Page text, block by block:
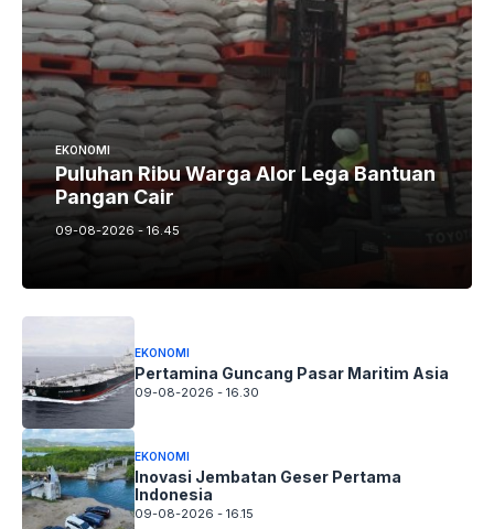
EKONOMI
Puluhan Ribu Warga Alor Lega Bantuan
Pangan Cair
09-08-2026 - 16.45
EKONOMI
Pertamina Guncang Pasar Maritim Asia
09-08-2026 - 16.30
EKONOMI
Inovasi Jembatan Geser Pertama
Indonesia
09-08-2026 - 16.15